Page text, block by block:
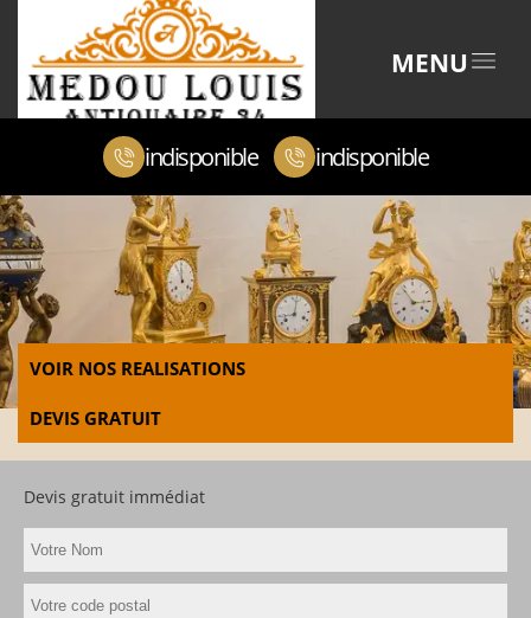
MENU
indisponible indisponible
VOIR NOS REALISATIONS
DEVIS GRATUIT
Devis gratuit immédiat